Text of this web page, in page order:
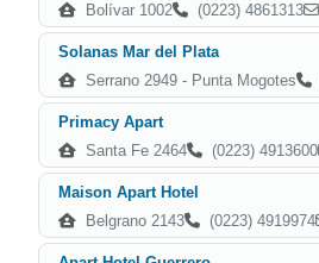
Bolívar 1002
(0223) 4861313
Solanas Mar del Plata
Serrano 2949 - Punta Mogotes
Primacy Apart
Santa Fe 2464
(0223) 4913600
Maison Apart Hotel
Belgrano 2143
(0223) 4919974